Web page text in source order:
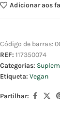
Adicionar aos
Código de barras:
REF: 117350074
Categorias:
Etiqueta: Vegan
Partilhar: